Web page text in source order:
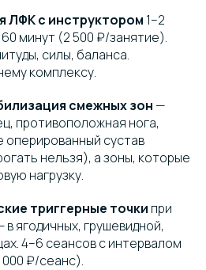
ЛФК с инструктором 1–2
минут (2 500 ₽/занятие).
силы, баланса.
комплексу.
смежных зон —
противоположная нога,
оперированный сустав
нельзя), а зоны, которые
нагрузку.
триггерные точки при
ягодичных, грушевидной,
4–6 сеансов с интервалом
000 ₽/сеанс).